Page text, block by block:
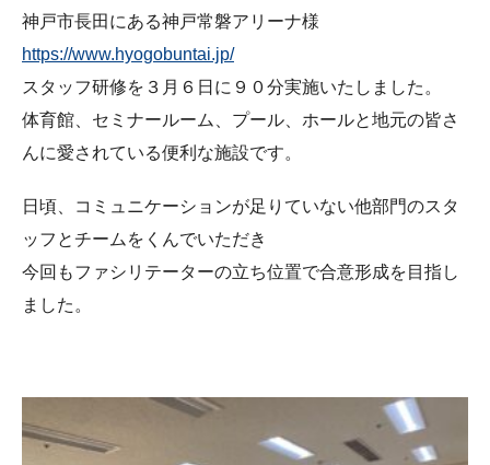
神戸市長田にある神戸常磐アリーナ様
https://www.hyogobuntai.jp/
スタッフ研修を３月６日に９０分実施いたしました。
体育館、セミナールーム、プール、ホールと地元の皆さ
んに愛されている便利な施設です。
日頃、コミュニケーションが足りていない他部門のスタ
ッフとチームをくんでいただき
今回もファシリテーターの立ち位置で合意形成を目指し
ました。